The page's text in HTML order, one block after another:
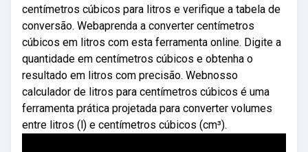
centímetros cúbicos para litros e verifique a tabela de
conversão. Webaprenda a converter centímetros
cúbicos em litros com esta ferramenta online. Digite a
quantidade em centímetros cúbicos e obtenha o
resultado em litros com precisão. Webnosso
calculador de litros para centímetros cúbicos é uma
ferramenta prática projetada para converter volumes
entre litros (l) e centímetros cúbicos (cm³).